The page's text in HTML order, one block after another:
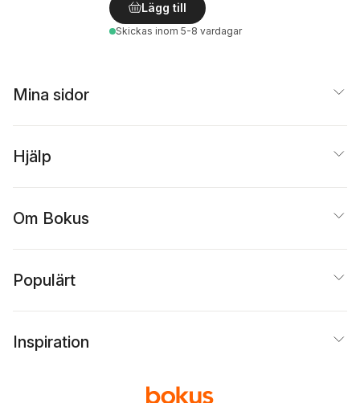
Lägg till
Skickas inom 5-8 vardagar
Mina sidor
Hjälp
Om Bokus
Populärt
Inspiration